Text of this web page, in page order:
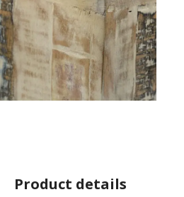
Product details